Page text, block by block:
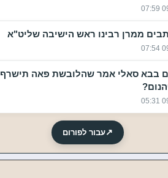
09/
ממרן רבינו ראש הישיבה שליט"א
09/
בבא סאלי אמר שהלובשת פאה תישרף
09/
↗עבור לפורום